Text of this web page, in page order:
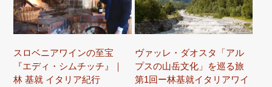
スロベニアワインの至宝
『エディ・シムチッチ』｜
林 基就 イタリア紀行
ヴァッレ・ダオスタ「アル
プスの山岳文化」を巡る旅
第1回ー林基就イタリアワイ